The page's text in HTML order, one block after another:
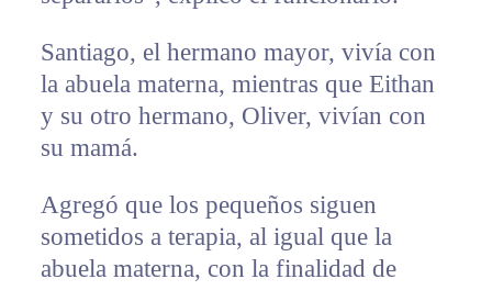
Santiago, el hermano mayor, vivía con
la abuela materna, mientras que Eithan
y su otro hermano, Oliver, vivían con
su mamá.
Agregó que los pequeños siguen
sometidos a terapia, al igual que la
abuela materna, con la finalidad de